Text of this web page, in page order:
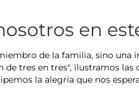
en
de la familia, sino una
tres en tres", ilustramos
la alegría que nos